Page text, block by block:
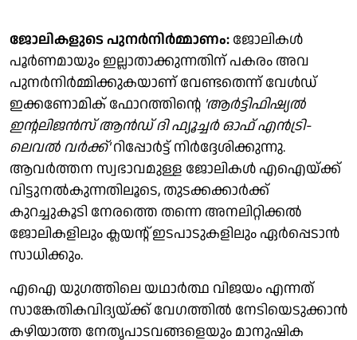
ജോലികളുടെ പുനർനിർമ്മാണം: ജോലികൾ
പൂർണമായും ഇല്ലാതാക്കുന്നതിന് പകരം അവ
പുനർനിർമ്മിക്കുകയാണ് വേണ്ടതെന്ന് വേൾഡ്
ഇക്കണോമിക് ഫോറത്തിന്റെ 'ആർട്ടിഫിഷ്യൽ
ഇന്റലിജൻസ് ആൻഡ് ദി ഫ്യൂച്ചർ ഓഫ് എൻട്രി-
ലെവൽ വർക്ക്'റിപ്പോർട്ട് നിർദ്ദേശിക്കുന്നു.
ആവർത്തന സ്വഭാവമുള്ള ജോലികൾ എഐയ്ക്ക്
വിട്ടുനൽകുന്നതിലൂടെ, തുടക്കക്കാർക്ക്
കുറച്ചുകൂടി നേരത്തെ തന്നെ അനലിറ്റിക്കൽ
ജോലികളിലും ക്ലയന്റ് ഇടപാടുകളിലും ഏർപ്പെടാൻ
സാധിക്കും.
എഐ യുഗത്തിലെ യഥാർത്ഥ വിജയം എന്നത്
സാങ്കേതികവിദ്യയ്ക്ക് വേഗത്തിൽ നേടിയെടുക്കാൻ
കഴിയാത്ത നേതൃപാടവങ്ങളെയും മാനുഷിക